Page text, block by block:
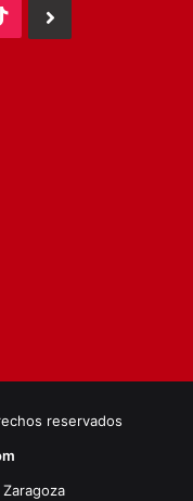
TikTok
reservados